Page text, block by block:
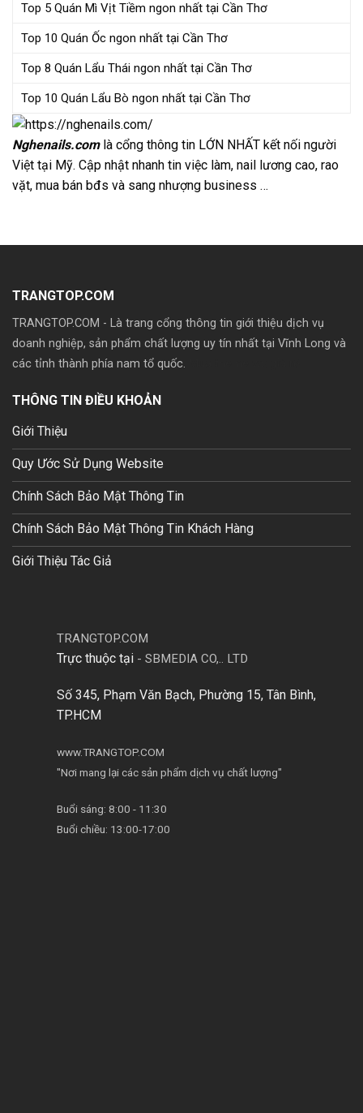
Top 5 Quán Mì Vịt Tiềm ngon nhất tại Cần Thơ
Top 10 Quán Ốc ngon nhất tại Cần Thơ
Top 8 Quán Lẩu Thái ngon nhất tại Cần Thơ
Top 10 Quán Lẩu Bò ngon nhất tại Cần Thơ
Nghenails.comlà cổng thông tin LỚN NHẤT kết nối người
Việt tại Mỹ. Cập nhật nhanh tin việc làm, nail lương cao, rao
vặt, mua bán bđs và sang nhượng business …
TRANGTOP.COM
TRANGTOP.COM - Là trang cổng thông tin giới thiệu dịch vụ
doanh nghiệp, sản phẩm chất lượng uy tín nhất tại Vĩnh Long và
các tỉnh thành phía nam tổ quốc.
THÔNG TIN ĐIỀU KHOẢN
Giới Thiệu
Quy Ước Sử Dụng Website
Chính Sách Bảo Mật Thông Tin
Chính Sách Bảo Mật Thông Tin Khách Hàng
Giới Thiệu Tác Giả
TRANGTOP.COM
Trực thuộc tại - SBMEDIA CO,.. LTD
Số 345, Phạm Văn Bạch, Phường 15, Tân Bình,
TP.HCM
www.TRANGTOP.COM
"Nơi mang lại các sản phẩm dịch vụ chất lượng"
Buổi sáng: 8:00 - 11:30
Buổi chiều: 13:00-17:00